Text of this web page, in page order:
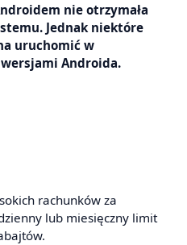
nie otrzymała
Jednak niektóre
uruchomić w
Androida.
rachunków za
lub miesięczny limit